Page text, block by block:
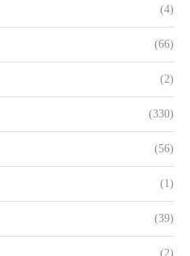
(4)
(66)
(2)
(330)
(56)
(1)
(39)
(2)